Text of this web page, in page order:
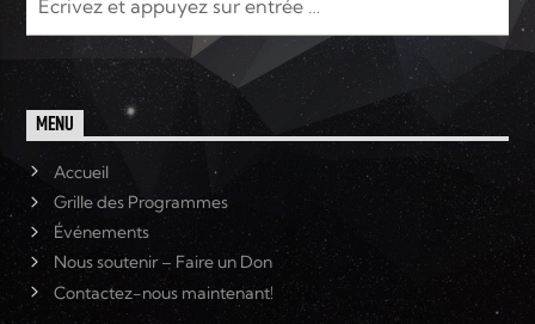
MENU
Accueil
Grille des Programmes
Événements
Nous soutenir – Faire un Don
Contactez-nous maintenant!